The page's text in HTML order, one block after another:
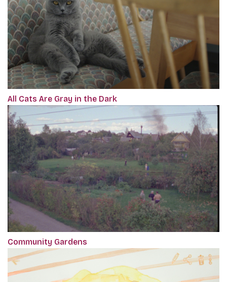
All Cats Are Gray in the Dark
Community Gardens